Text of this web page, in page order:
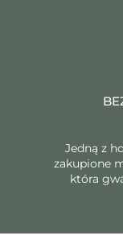
Jedną z
zakupione
która